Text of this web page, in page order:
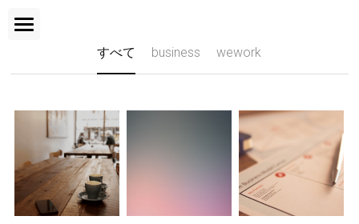
お問合せ
すべて business wework